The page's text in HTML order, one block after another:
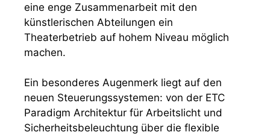
eine enge Zusammenarbeit mit den
künstlerischen Abteilungen ein
Theaterbetrieb auf hohem Niveau möglich
machen.
Ein besonderes Augenmerk liegt auf den
neuen Steuerungssystemen: von der ETC
Paradigm Architektur für Arbeitslicht und
Sicherheitsbeleuchtung über die flexible